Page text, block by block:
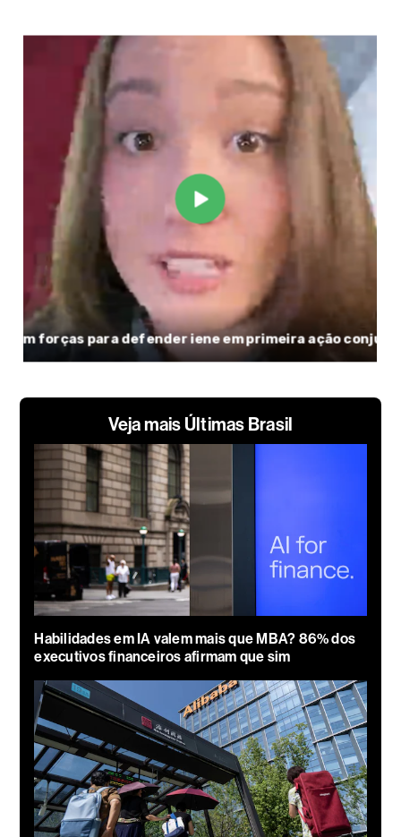
Veja mais Últimas Brasil
Habilidades em IA valem mais que MBA? 86% dos
executivos financeiros afirmam que sim